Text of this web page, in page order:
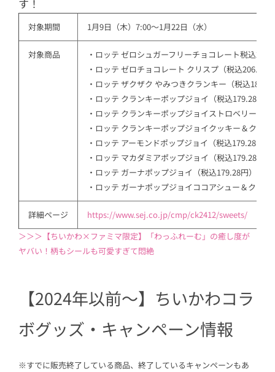
す！
対象期間 1月9日（木）7:00～1月22日（水）
対象商品
・ロッテ ゼロシュガーフリーチョコレート税込
・ロッテ ゼロチョコレート クリスプ（税込206.28
・ロッテ ザクザク やみつきクランキー（税込
・ロッテ クランキーポップジョイ（税込179.28円）
・ロッテ クランキーポップジョイストロベリー（
・ロッテ クランキーポップジョイクッキー＆クリ
・ロッテ アーモンドポップジョイ（税込179.28円）
・ロッテ マカダミアポップジョイ（税込179.28円）
・ロッテ ガーナポップジョイ（税込179.28円）
・ロッテ ガーナポップジョイココアシュー＆クッ
詳細ページ
https://www.sej.co.jp/cmp/ck2412/sweets/
＞＞＞【ちいかわ×ファミマ限定】「わっふれーむ」の癒し度が
ヤバい！柄もシールも可愛すぎて悶絶
【2024年以前〜】ちいかわコラ
ボグッズ・キャンペーン情報
※すでに販売終了している商品、終了しているキャンペーンもあ